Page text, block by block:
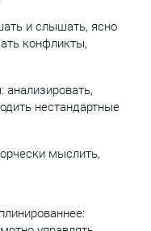
и слышать, ясно
конфликты,
нестандартные
мыслить,